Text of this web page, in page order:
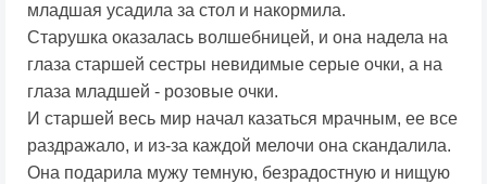
младшая усадила за стол и накормила.
Старушка оказалась волшебницей, и она надела на
глаза старшей сестры невидимые серые очки, а на
глаза младшей - розовые очки.
И старшей весь мир начал казаться мрачным, ее все
раздражало, и из-за каждой мелочи она скандалила.
Она подарила мужу темную, безрадостную и нищую